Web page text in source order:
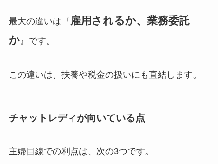
最大の違いは『 雇用されるか、業務委託
か』です。
この違いは、扶養や税金の扱いにも直結します。
チャットレディが向いている点
主婦目線での利点は、次の3つです。